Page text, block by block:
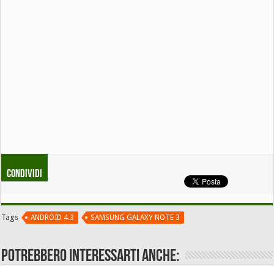
Condividi
Tags ANDROID 4.3 SAMSUNG GALAXY NOTE 3
Potrebbero interessarti anche: